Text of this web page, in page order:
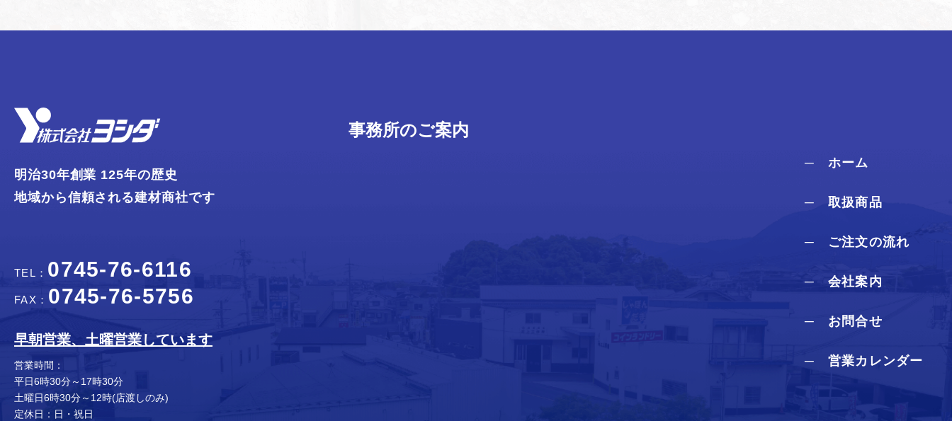
明治30年創業 125年の歴史
地域から信頼される建材商社です
TEL： 0745-76-6116
FAX： 0745-76-5756
早朝営業、土曜営業しています
営業時間：
平日6時30分～17時30分
土曜日6時30分～12時(店渡しのみ)
定休日：日・祝日
事務所のご案内
─ ホーム
─ 取扱商品
─ ご注文の流れ
─ 会社案内
─ お問合せ
─ 営業カレンダー